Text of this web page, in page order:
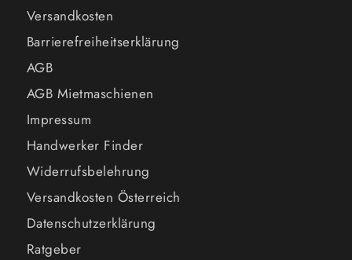
Versandkosten
Barrierefreiheitserklärung
AGB
AGB Mietmaschienen
Impressum
Handwerker Finder
Widerrufsbelehrung
Versandkosten Österreich
Datenschutzerklärung
Ratgeber